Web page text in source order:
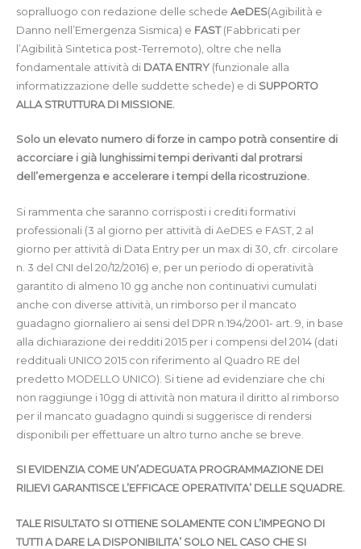
sopralluogo con redazione delle schede AeDES(Agibilità e
Danno nell’Emergenza Sismica) e FAST(Fabbricati per
l’Agibilità Sintetica post-Terremoto), oltre che nella
fondamentale attività di DATA ENTRY (funzionale alla
informatizzazione delle suddette schede) e di SUPPORTO
ALLA STRUTTURA DI MISSIONE.
Solo un elevato numero di forze in campo potrà consentire di
accorciare i già lunghissimi tempi derivanti dal protrarsi
dell’emergenza e accelerare i tempi della ricostruzione.
Si rammenta che saranno corrisposti i crediti formativi
professionali (3 al giorno per attività di AeDES e FAST, 2 al
giorno per attività di Data Entry per un max di 30, cfr. circolare
n. 3 del CNI del 20/12/2016) e, per un periodo di operatività
garantito di almeno 10 gg anche non continuativi cumulati
anche con diverse attività, un rimborso per il mancato
guadagno giornaliero ai sensi del DPR n.194/2001- art. 9, in base
alla dichiarazione dei redditi 2015 per i compensi del 2014 (dati
reddituali UNICO 2015 con riferimento al Quadro RE del
predetto MODELLO UNICO). Si tiene ad evidenziare che chi
non raggiunge i 10gg di attività non matura il diritto al rimborso
per il mancato guadagno quindi si suggerisce di rendersi
disponibili per effettuare un altro turno anche se breve.
SI EVIDENZIA COME UN’ADEGUATA PROGRAMMAZIONE DEI
RILIEVI GARANTISCE L’EFFICACE OPERATIVITA’ DELLE SQUADRE.
TALE RISULTATO SI OTTIENE SOLAMENTE CON L’IMPEGNO DI
TUTTI A DARE LA DISPONIBILITA’ SOLO NEL CASO CHE SI